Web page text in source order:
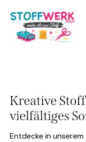
Kreative
vielfältiges
Entdecke in